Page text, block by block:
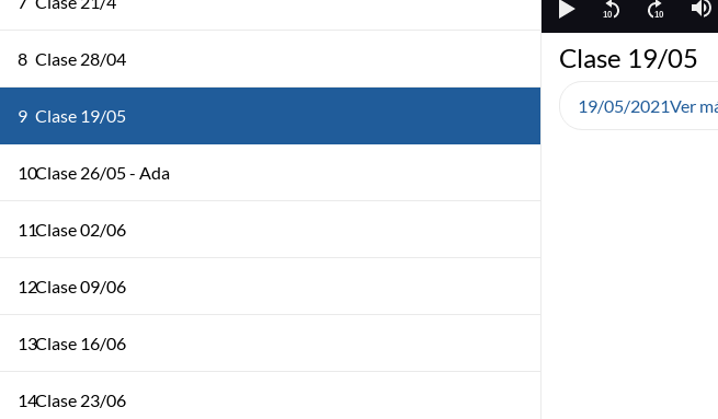
8 Clase 28/04
9 Clase 19/05
10Clase 26/05 - Ada
11Clase 02/06
12Clase 09/06
13Clase 16/06
14Clase 23/06
Clase 19/05
19/05/2021Ver